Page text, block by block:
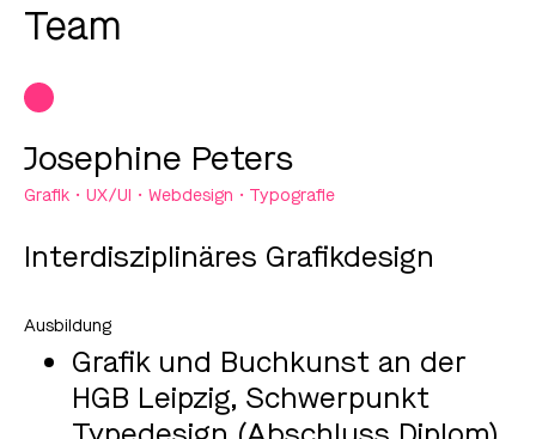
Team
Josephine Peters
Grafik • UX/UI • Webdesign • Typografie
Interdisziplinäres Grafikdesign
Grafik und Buchkunst an der
HGB Leipzig, Schwerpunkt